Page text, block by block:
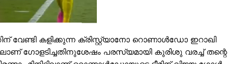
About
Contact us
കളിക്കുന്ന ക്രിസ്റ്റ്യാനോ റൊണാൾഡോ ഇറാഖി
ഗോളടിച്ചതിനുശേഷം പരസ്യമായി കുരിശു വരച്ച് തന്റെ